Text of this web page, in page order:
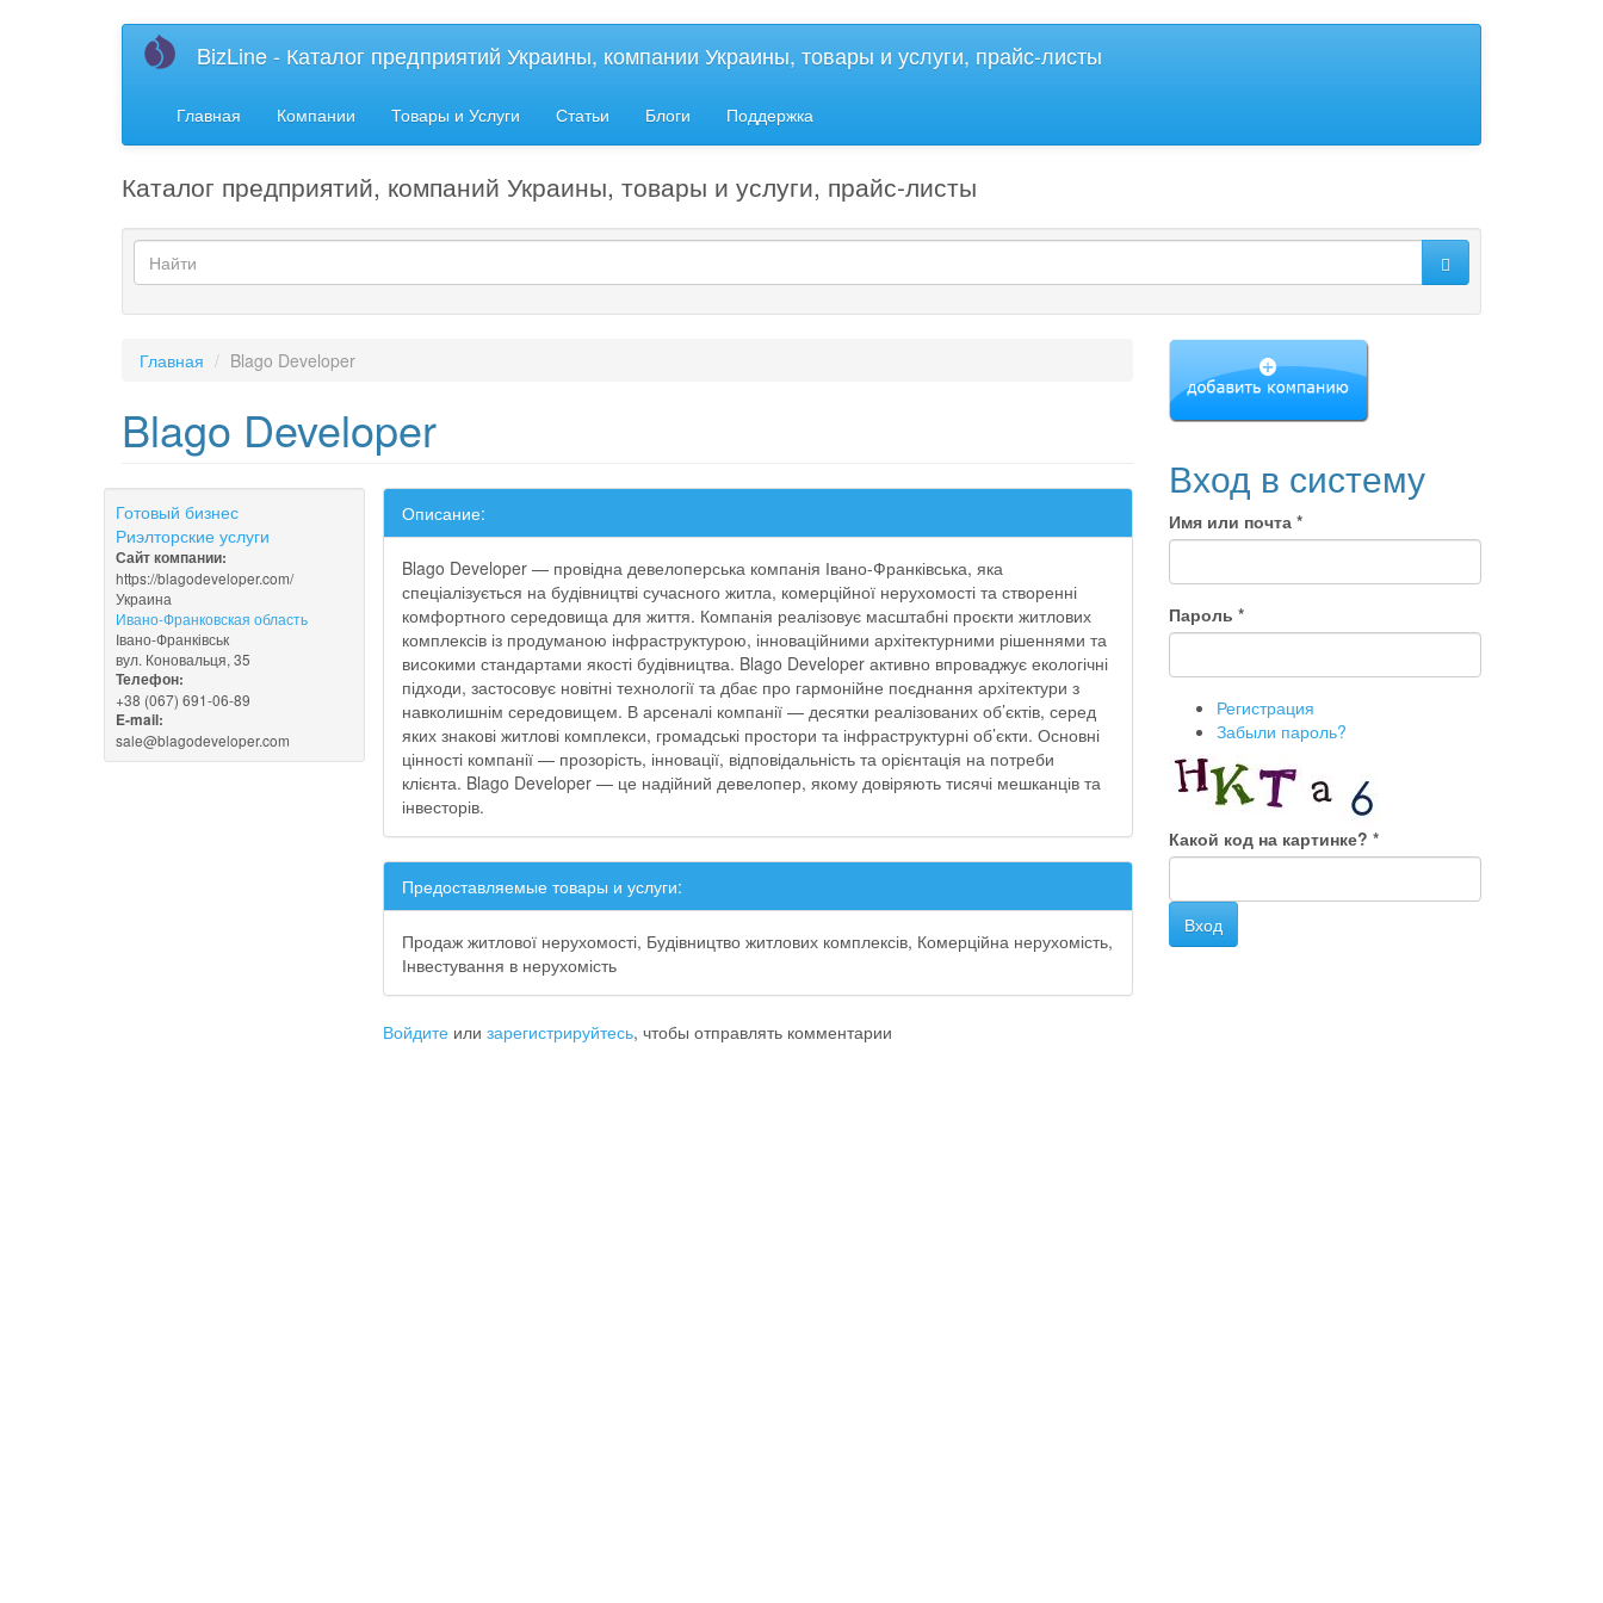
BizLine - Каталог предприятий Украины, компании Украины, товары и услуги, прайс-листы
Главная Компании Товары и Услуги Статьи Блоги Поддержка
Каталог предприятий, компаний Украины, товары и услуги, прайс-листы
Форма
поиска
Главная Blago Developer
Blago Developer
Готовый бизнес
Риэлторские услуги
Сайт компании:
https://blagodeveloper.com/
Украина
Ивано-Франковская область
Івано-Франківськ
вул. Коновальця, 35
Телефон:
+38 (067) 691-06-89
E-mail:
sale@blagodeveloper.com
Описание:
Blago Developer — провідна девелоперська компанія Івано-Франківська, яка
спеціалізується на будівництві сучасного житла, комерційної нерухомості та створенні
комфортного середовища для життя. Компанія реалізовує масштабні проєкти житлових
комплексів із продуманою інфраструктурою, інноваційними архітектурними рішеннями та
високими стандартами якості будівництва. Blago Developer активно впроваджує екологічні
підходи, застосовує новітні технології та дбає про гармонійне поєднання архітектури з
навколишнім середовищем. В арсеналі компанії — десятки реалізованих об’єктів, серед
яких знакові житлові комплекси, громадські простори та інфраструктурні об’єкти. Основні
цінності компанії — прозорість, інновації, відповідальність та орієнтація на потреби
клієнта. Blago Developer — це надійний девелопер, якому довіряють тисячі мешканців та
інвесторів.
Предоставляемые товары и услуги:
Продаж житлової нерухомості, Будівництво житлових комплексів, Комерційна нерухомість,
Інвестування в нерухомість
Войдите илизарегистрируйтесь, чтобы отправлять комментарии
Вход в систему
Имя или почта *
Пароль *
Регистрация
Забыли пароль?
Какой код на картинке? *
Вход